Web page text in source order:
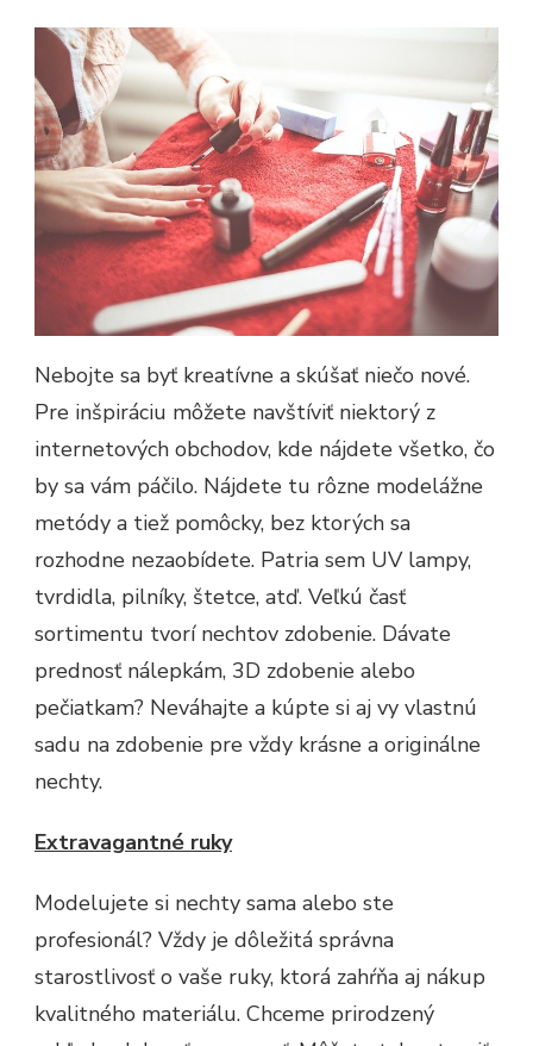
Nebojte sa byť kreatívne a skúšať niečo nové.
Pre inšpiráciu môžete navštíviť niektorý z
internetových obchodov, kde nájdete všetko, čo
by sa vám páčilo. Nájdete tu rôzne modelážne
metódy a tiež pomôcky, bez ktorých sa
rozhodne nezaobídete. Patria sem UV lampy,
tvrdidla, pilníky, štetce, atď. Veľkú časť
sortimentu tvorí nechtov zdobenie. Dávate
prednosť nálepkám, 3D zdobenie alebo
pečiatkam? Neváhajte a kúpte si aj vy vlastnú
sadu na zdobenie pre vždy krásne a originálne
nechty.
Extravagantné ruky
Modelujete si nechty sama alebo ste
profesionál? Vždy je dôležitá správna
starostlivosť o vaše ruky, ktorá zahŕňa aj nákup
kvalitného materiálu. Chceme prirodzený